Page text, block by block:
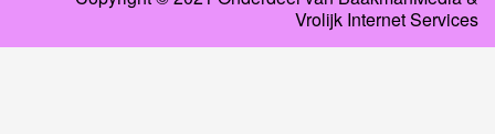
Vrolijk Internet Services